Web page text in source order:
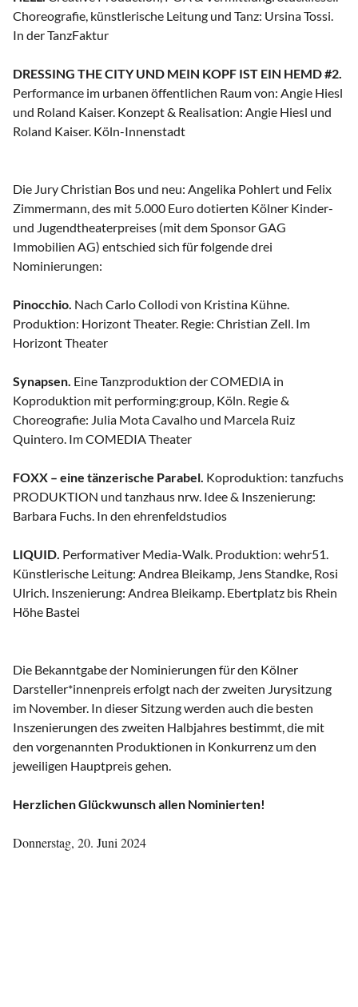
Choreografie, künstlerische Leitung und Tanz: Ursina Tossi.
In der TanzFaktur
DRESSING THE CITY UND MEIN KOPF IST EIN HEMD #2.
Performance im urbanen öffentlichen Raum von: Angie Hiesl
und Roland Kaiser. Konzept & Realisation: Angie Hiesl und
Roland Kaiser. Köln-Innenstadt
Die Jury Christian Bos und neu: Angelika Pohlert und Felix
Zimmermann, des mit 5.000 Euro dotierten Kölner Kinder-
und Jugendtheaterpreises (mit dem Sponsor GAG
Immobilien AG) entschied sich für folgende drei
Nominierungen:
Pinocchio. Nach Carlo Collodi von Kristina Kühne.
Produktion: Horizont Theater. Regie: Christian Zell. Im
Horizont Theater
Synapsen. Eine Tanzproduktion der COMEDIA in
Koproduktion mit performing:group, Köln. Regie &
Choreografie: Julia Mota Cavalho und Marcela Ruiz
Quintero. Im COMEDIA Theater
FOXX – eine tänzerische Parabel. Koproduktion: tanzfuchs
PRODUKTION und tanzhaus nrw. Idee & Inszenierung:
Barbara Fuchs. In den ehrenfeldstudios
LIQUID. Performativer Media-Walk. Produktion: wehr51.
Künstlerische Leitung: Andrea Bleikamp, Jens Standke, Rosi
Ulrich. Inszenierung: Andrea Bleikamp. Ebertplatz bis Rhein
Höhe Bastei
Die Bekanntgabe der Nominierungen für den Kölner
Darsteller*innenpreis erfolgt nach der zweiten Jurysitzung
im November. In dieser Sitzung werden auch die besten
Inszenierungen des zweiten Halbjahres bestimmt, die mit
den vorgenannten Produktionen in Konkurrenz um den
jeweiligen Hauptpreis gehen.
Herzlichen Glückwunsch allen Nominierten!
Donnerstag, 20. Juni 2024